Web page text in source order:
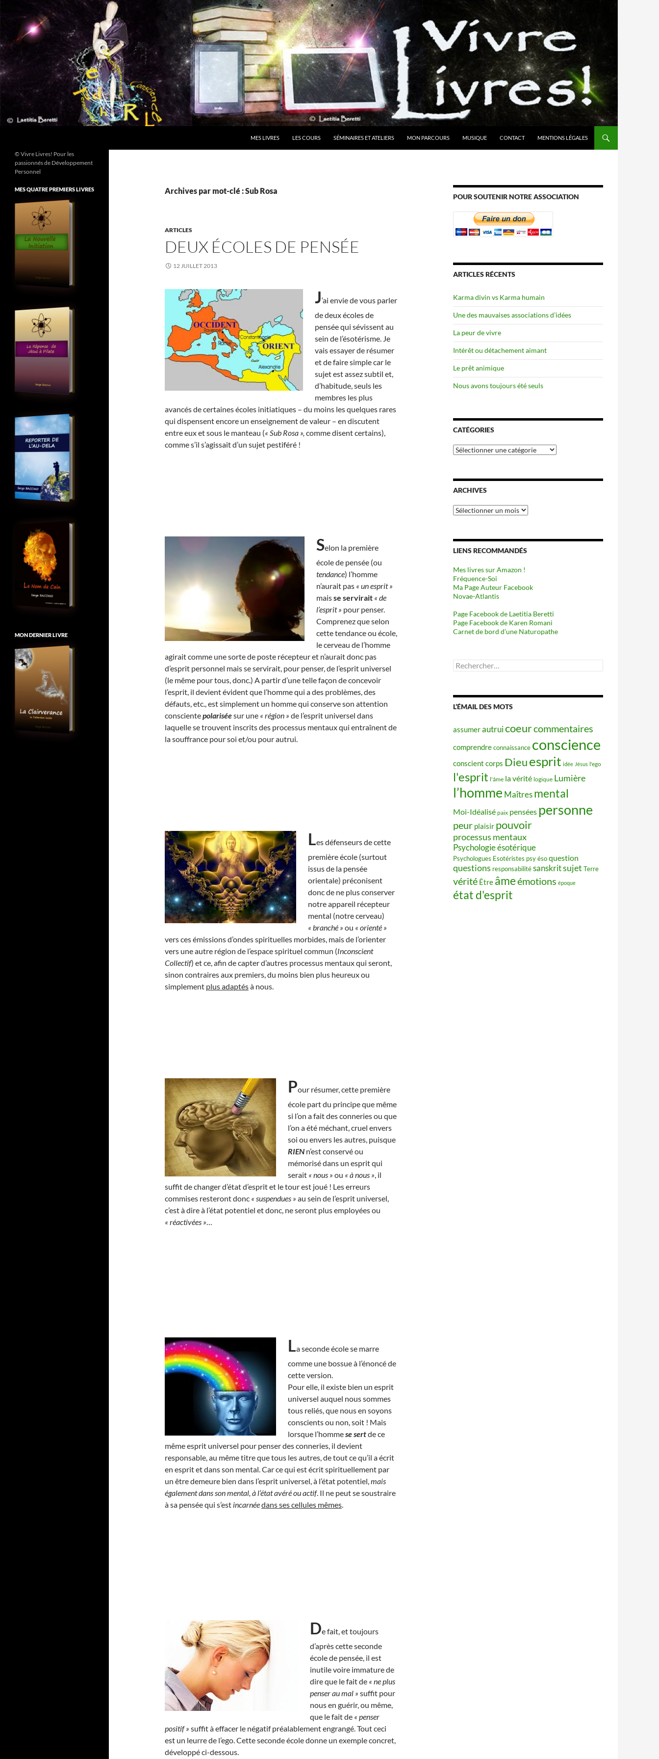
contenu
MES LIVRES LES COURS SÉMINAIRES ET ATELIERS MON PARCOURS MUSIQUE CONTACT MENTIONS LÉGALES
Archives par mot-clé : Sub Rosa
ARTICLES
DEUX ÉCOLES DE PENSÉE
12 JUILLET 2013
J‘ai envie de vous parler
de deux écoles de
pensée qui sévissent au
sein de l’ésotérisme. Je
vais essayer de résumer
et de faire simple car le
sujet est assez subtil et,
d’habitude, seuls les
membres les plus
avancés de certaines écoles initiatiques – du moins les quelques rares
qui dispensent encore un enseignement de valeur – en discutent
entre eux et sous le manteau (« Sub Rosa », comme disent certains),
comme s’il s’agissait d’un sujet pestiféré !
Selon la première
école de pensée (ou
tendance) l’homme
n’aurait pas « un esprit »
maisse servirait « de
l’esprit » pour penser.
Comprenez que selon
cette tendance ou école,
le cerveau de l’homme
agirait comme une sorte de poste récepteur et n’aurait donc pas
d’esprit personnel mais se servirait, pour penser, de l’esprit universel
(le même pour tous, donc.) A partir d’une telle façon de concevoir
l’esprit, il devient évident que l’homme qui a des problèmes, des
défauts, etc., est simplement un homme qui conserve son attention
conscientepolariséesur une « région » de l’esprit universel dans
laquelle se trouvent inscrits des processus mentaux qui entraînent de
la souffrance pour soi et/ou pour autrui.
Les défenseurs de cette
première école (surtout
issus de la pensée
orientale) préconisent
donc de ne plus conserver
notre appareil récepteur
mental (notre cerveau)
« branché » ou « orienté »
vers ces émissions d’ondes spirituelles morbides, mais de l’orienter
vers une autre région de l’espace spirituel commun (Inconscient
Collectif) et ce, afin de capter d’autres processus mentaux qui seront,
sinon contraires aux premiers, du moins bien plus heureux ou
simplement plus adaptésà nous.
Pour résumer, cette première
école part du principe que même
si l’on a fait des conneries ou que
l’on a été méchant, cruel envers
soi ou envers les autres, puisque
RIEN n’est conservé ou
mémorisé dans un esprit qui
serait « nous » ou « à nous », il
suffit de changer d’état d’esprit et le tour est joué ! Les erreurs
commises resteront donc « suspendues » au sein de l’esprit universel,
c’est à dire à l’état potentiel et donc, ne seront plus employées ou
« réactivées »…
La seconde école se marre
comme une bossue à l’énoncé de
cette version.
Pour elle, il existe bien un esprit
universel auquel nous sommes
tous reliés, que nous en soyons
conscients ou non, soit ! Mais
lorsque l’hommese sertde ce
même esprit universel pour penser des conneries, il devient
responsable, au même titre que tous les autres, de tout ce qu’il a écrit
en esprit et dans son mental. Car ce qui est écrit spirituellement par
un être demeure bien dans l’esprit universel, à l’état potentiel,mais
également dans son mental, à l’état avéré ou actif. Il ne peut se soustraire
à sa pensée qui s’est incarnéedans ses cellules mêmes.
De fait, et toujours
d’après cette seconde
école de pensée, il est
inutile voire immature de
dire que le fait de « ne plus
penser au mal » suffit pour
nous en guérir, ou même,
que le fait de « penser
positif » suffit à effacer le négatif préalablement engrangé. Tout ceci
est un leurre de l’ego. Cette seconde école donne un exemple concret,
développé ci-dessous.
POUR SOUTENIR NOTRE ASSOCIATION
ARTICLES RÉCENTS
Karma divin vs Karma humain
Une des mauvaises associations d’idées
La peur de vivre
Intérêt ou détachement aimant
Le prêt animique
Nous avons toujours été seuls
CATÉGORIES
Catégories
ARCHIVES
Archives
LIENS RECOMMANDÉS
Mes livres sur Amazon !
Fréquence-Soi
Ma Page Auteur Facebook
Novae-Atlantis
Page Facebook de Laetitia Beretti
Page Facebook de Karen Romani
Carnet de bord d’une Naturopathe
Rechercher :
L’ÉMAIL DES MOTS
assumerautruicoeurcommentaires
comprendreconnaissance conscience
conscient corps Dieuesprit idée Jésus l'ego
l'esprit l'âme la vérité logique Lumière
l’homme Maîtres mental
Moi-Idéalisé paix pensées personne
peur plaisir pouvoir
processus mentaux
Psychologie ésotérique
Psychologues Esotéristes psy ésoquestion
questions responsabilitésanskritsujet Terre
vérité Être âmeémotions époque
état d'esprit
© Vivre Livres! Pour les
passionnés de Développement
Personnel
MES QUATRE PREMIERS LIVRES
MON DERNIER LIVRE